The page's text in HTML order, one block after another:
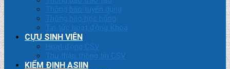
Thông báo tuyển dụng
Thông báo học bổng
Tin tức hoạt động Khoa
CỰU SINH VIÊN
Hoạt động CSV
Thu thập thông tin CSV
KIỂM ĐỊNH ASIIN